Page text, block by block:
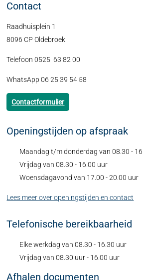
Contact
Raadhuisplein 1
8096 CP Oldebroek
Telefoon 0525 63 82 00
WhatsApp 06 25 39 54 58
Contactformulier
Openingstijden op afspraak
Maandag t/m donderdag van 08.30 -
Vrijdag van 08.30 - 16.00 uur
Woensdagavond van 17.00 - 20.00 uur
Lees meer over openingstijden en contact
Telefonische bereikbaarheid
Elke werkdag van 08.30 - 16.30 uur
Vrijdag van 08.30 uur - 16.00 uur
Afhalen documenten